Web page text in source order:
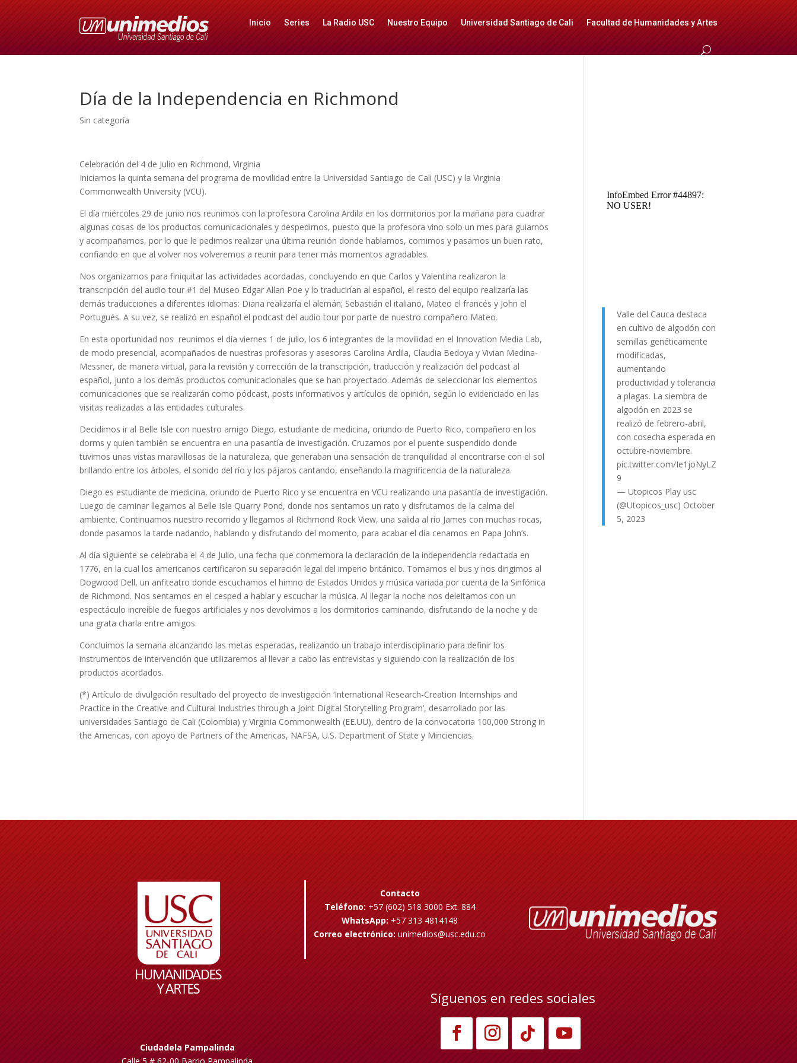
Inicio Series La Radio USC Nuestro Equipo Universidad Santiago de Cali Facultad de Humanidades y Artes
Día de la Independencia en Richmond
Sin categoría
Celebración del 4 de Julio en Richmond, Virginia
Iniciamos la quinta semana del programa de movilidad entre la Universidad Santiago de Cali (USC) y la Virginia
Commonwealth University (VCU).
El día miércoles 29 de junio nos reunimos con la profesora Carolina Ardila en los dormitorios por la mañana para cuadrar
algunas cosas de los productos comunicacionales y despedirnos, puesto que la profesora vino solo un mes para guiarnos
y acompañarnos, por lo que le pedimos realizar una última reunión donde hablamos, comimos y pasamos un buen rato,
confiando en que al volver nos volveremos a reunir para tener más momentos agradables.
Nos organizamos para finiquitar las actividades acordadas, concluyendo en que Carlos y Valentina realizaron la
transcripción del audio tour #1 del Museo Edgar Allan Poe y lo traducirían al español, el resto del equipo realizaría las
demás traducciones a diferentes idiomas: Diana realizaría el alemán; Sebastián el italiano, Mateo el francés y John el
Portugués. A su vez, se realizó en español el podcast del audio tour por parte de nuestro compañero Mateo.
En esta oportunidad nos reunimos el día viernes 1 de julio, los 6 integrantes de la movilidad en el Innovation Media Lab,
de modo presencial, acompañados de nuestras profesoras y asesoras Carolina Ardila, Claudia Bedoya y Vivian Medina-
Messner, de manera virtual, para la revisión y corrección de la transcripción, traducción y realización del podcast al
español, junto a los demás productos comunicacionales que se han proyectado. Además de seleccionar los elementos
comunicaciones que se realizarán como pódcast, posts informativos y artículos de opinión, según lo evidenciado en las
visitas realizadas a las entidades culturales.
Decidimos ir al Belle Isle con nuestro amigo Diego, estudiante de medicina, oriundo de Puerto Rico, compañero en los
dorms y quien también se encuentra en una pasantía de investigación. Cruzamos por el puente suspendido donde
tuvimos unas vistas maravillosas de la naturaleza, que generaban una sensación de tranquilidad al encontrarse con el sol
brillando entre los árboles, el sonido del río y los pájaros cantando, enseñando la magnificencia de la naturaleza.
Diego es estudiante de medicina, oriundo de Puerto Rico y se encuentra en VCU realizando una pasantía de investigación.
Luego de caminar llegamos al Belle Isle Quarry Pond, donde nos sentamos un rato y disfrutamos de la calma del
ambiente. Continuamos nuestro recorrido y llegamos al Richmond Rock View, una salida al río James con muchas rocas,
donde pasamos la tarde nadando, hablando y disfrutando del momento, para acabar el día cenamos en Papa John’s.
Al día siguiente se celebraba el 4 de Julio, una fecha que conmemora la declaración de la independencia redactada en
1776, en la cual los americanos certificaron su separación legal del imperio británico. Tomamos el bus y nos dirigimos al
Dogwood Dell, un anfiteatro donde escuchamos el himno de Estados Unidos y música variada por cuenta de la Sinfónica
de Richmond. Nos sentamos en el cesped a hablar y escuchar la música. Al llegar la noche nos deleitamos con un
espectáculo increíble de fuegos artificiales y nos devolvimos a los dormitorios caminando, disfrutando de la noche y de
una grata charla entre amigos.
Concluimos la semana alcanzando las metas esperadas, realizando un trabajo interdisciplinario para definir los
instrumentos de intervención que utilizaremos al llevar a cabo las entrevistas y siguiendo con la realización de los
productos acordados.
(*) Artículo de divulgación resultado del proyecto de investigación ‘International Research-Creation Internships and
Practice in the Creative and Cultural Industries through a Joint Digital Storytelling Program’, desarrollado por las
universidades Santiago de Cali (Colombia) y Virginia Commonwealth (EE.UU), dentro de la convocatoria 100,000 Strong in
the Americas, con apoyo de Partners of the Americas, NAFSA, U.S. Department of State y Minciencias.
Valle del Cauca destaca
en cultivo de algodón con
semillas genéticamente
modificadas,
aumentando
productividad y tolerancia
a plagas. La siembra de
algodón en 2023 se
realizó de febrero-abril,
con cosecha esperada en
octubre-noviembre.
pic.twitter.com/Ie1joNyLZ
9
— Utopicos Play usc
(@Utopicos_usc) October
5, 2023
Ciudadela Pampalinda
Contacto
Teléfono: +57 (602) 518 3000 Ext. 884
WhatsApp: +57 313 4814148
Correo electrónico: unimedios@usc.edu.co
Síguenos en redes sociales